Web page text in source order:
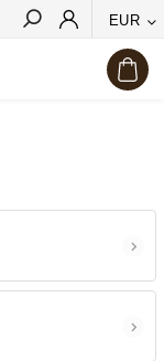
EUR
Hľadať